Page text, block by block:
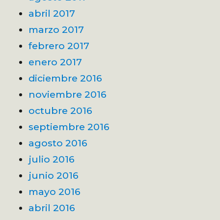
abril 2017
marzo 2017
febrero 2017
enero 2017
diciembre 2016
noviembre 2016
octubre 2016
septiembre 2016
agosto 2016
julio 2016
junio 2016
mayo 2016
abril 2016